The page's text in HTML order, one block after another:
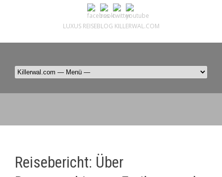
LUXUS REISEBLOG KILLERWAL.COM
Reisebericht: Über